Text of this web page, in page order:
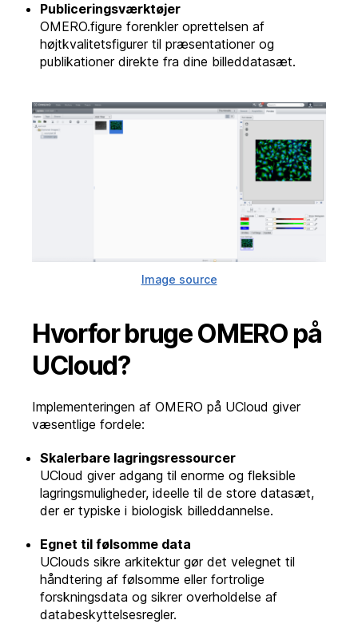
Publiceringsværktøjer
OMERO.figure forenkler oprettelsen af
højtkvalitetsfigurer til præsentationer og
publikationer direkte fra dine billeddatasæt.
Image source
Hvorfor bruge OMERO på
UCloud?
Implementeringen af OMERO på UCloud giver
væsentlige fordele:
Skalerbare lagringsressourcer
UCloud giver adgang til enorme og fleksible
lagringsmuligheder, ideelle til de store datasæt,
der er typiske i biologisk billeddannelse.
Egnet til følsomme data
UClouds sikre arkitektur gør det velegnet til
håndtering af følsomme eller fortrolige
forskningsdata og sikrer overholdelse af
databeskyttelsesregler.